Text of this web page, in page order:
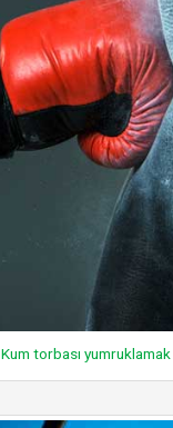
Kum torbası yumruklamak